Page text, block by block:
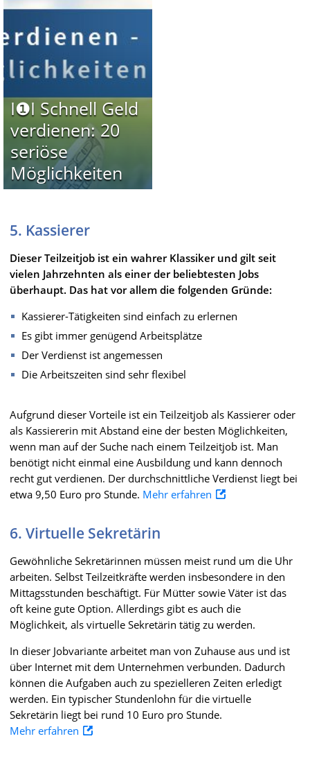
I❶I Schnell Geld
verdienen: 20
seriöse
Möglichkeiten
5. Kassierer
Dieser Teilzeitjob ist ein wahrer Klassiker und gilt seit
vielen Jahrzehnten als einer der beliebtesten Jobs
überhaupt. Das hat vor allem die folgenden Gründe:
Kassierer-Tätigkeiten sind einfach zu erlernen
Es gibt immer genügend Arbeitsplätze
Der Verdienst ist angemessen
Die Arbeitszeiten sind sehr flexibel
Aufgrund dieser Vorteile ist ein Teilzeitjob als Kassierer oder
als Kassiererin mit Abstand eine der besten Möglichkeiten,
wenn man auf der Suche nach einem Teilzeitjob ist. Man
benötigt nicht einmal eine Ausbildung und kann dennoch
recht gut verdienen. Der durchschnittliche Verdienst liegt bei
etwa 9,50 Euro pro Stunde. Mehr erfahren
6. Virtuelle Sekretärin
Gewöhnliche Sekretärinnen müssen meist rund um die Uhr
arbeiten. Selbst Teilzeitkräfte werden insbesondere in den
Mittagsstunden beschäftigt. Für Mütter sowie Väter ist das
oft keine gute Option. Allerdings gibt es auch die
Möglichkeit, als virtuelle Sekretärin tätig zu werden.
In dieser Jobvariante arbeitet man von Zuhause aus und ist
über Internet mit dem Unternehmen verbunden. Dadurch
können die Aufgaben auch zu spezielleren Zeiten erledigt
werden. Ein typischer Stundenlohn für die virtuelle
Sekretärin liegt bei rund 10 Euro pro Stunde.
Mehr erfahren